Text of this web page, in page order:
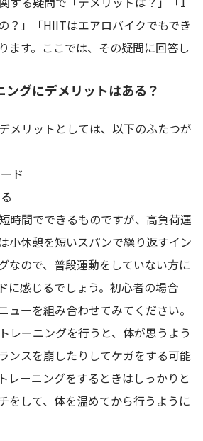
？」「HIITはエアロバイクでもでき
ます。ここでは、その疑問に回答し
グにデメリットはある？
メリットとしては、以下のふたつが
ド
時間でできるものですが、高負荷運
小休憩を短いスパンで繰り返すイン
なので、普段運動をしていない方に
に感じるでしょう。初心者の場合
ューを組み合わせてみてください。
レーニングを行うと、体が思うよう
ンスを崩したりしてケガをする可能
レーニングをするときはしっかりと
をして、体を温めてから行うように